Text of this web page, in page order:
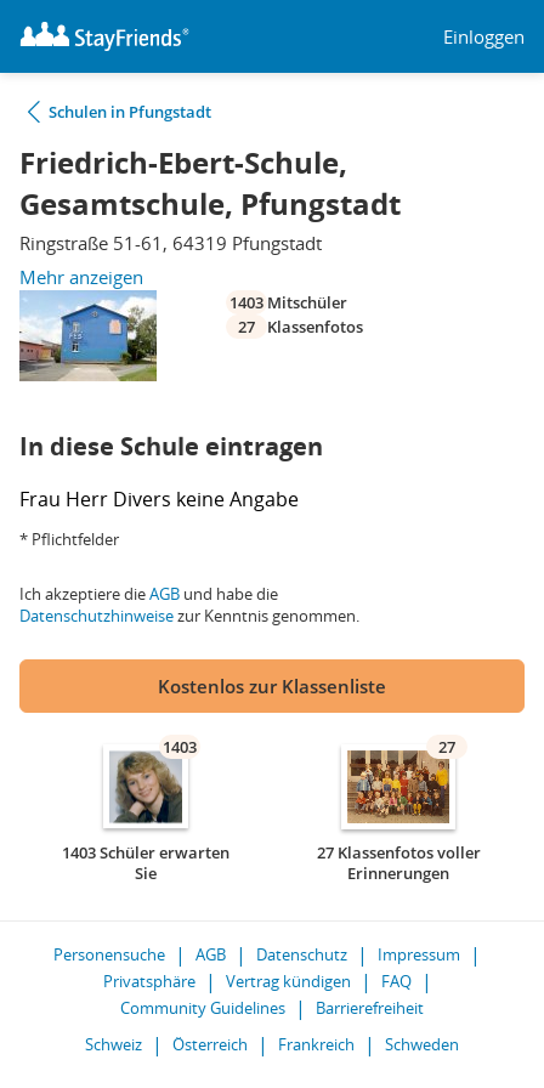
Einloggen
Schulen in Pfungstadt
Friedrich-Ebert-Schule,
Gesamtschule, Pfungstadt
Ringstraße 51-61, 64319 Pfungstadt
Mehr anzeigen
1403 Mitschüler
27
Klassenfotos
In diese Schule eintragen
Frau Herr Divers keine Angabe
* Pflichtfelder
Ich akzeptiere dieAGB und habe die
Datenschutzhinweisezur Kenntnis genommen.
Kostenlos zur Klassenliste
1403
1403 Schüler erwarten
Sie
27
27 Klassenfotos voller
Erinnerungen
Personensuche AGB Datenschutz
Impressum
Privatsphäre
Vertrag kündigen
FAQ
Community Guidelines
Barrierefreiheit
Schweiz
Österreich Frankreich Schweden